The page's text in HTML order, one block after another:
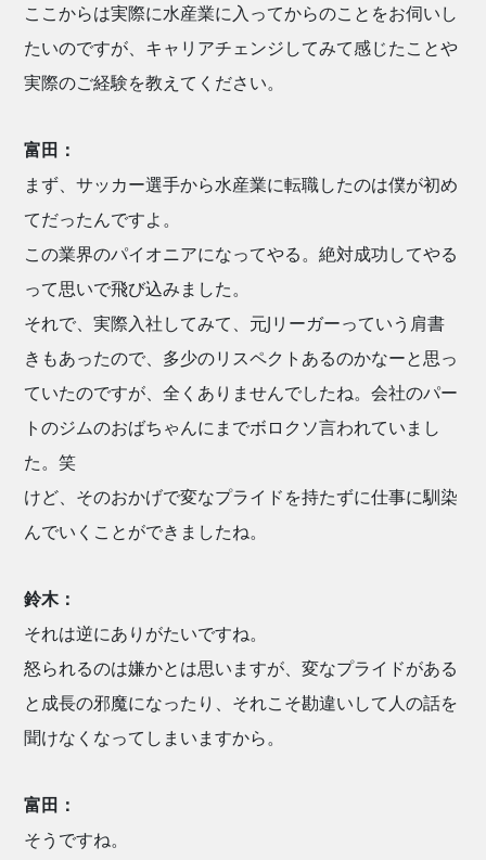
ここからは実際に水産業に入ってからのことをお伺いし
たいのですが、キャリアチェンジしてみて感じたことや
実際のご経験を教えてください。
富田：
まず、サッカー選手から水産業に転職したのは僕が初め
てだったんですよ。
この業界のパイオニアになってやる。絶対成功してやる
って思いで飛び込みました。
それで、実際入社してみて、元Jリーガーっていう肩書
きもあったので、多少のリスペクトあるのかなーと思っ
ていたのですが、全くありませんでしたね。会社のパー
トのジムのおばちゃんにまでボロクソ言われていまし
た。笑
けど、そのおかげで変なプライドを持たずに仕事に馴染
んでいくことができましたね。
鈴木：
それは逆にありがたいですね。
怒られるのは嫌かとは思いますが、変なプライドがある
と成長の邪魔になったり、それこそ勘違いして人の話を
聞けなくなってしまいますから。
富田：
そうですね。